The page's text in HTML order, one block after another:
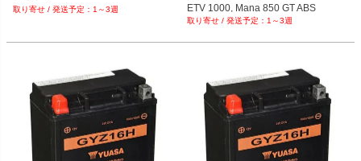
1～3週
ETV 1000, Mana 850 GT ABS
Shiver 750,SL 1000 Falco
1～3週